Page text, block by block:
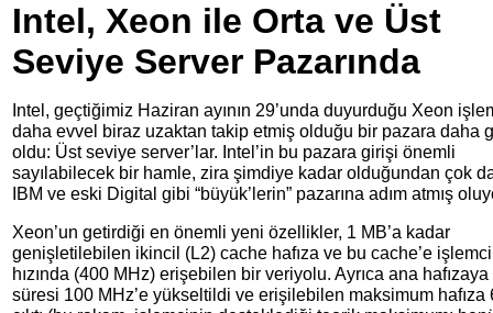
Intel, Xeon ile Orta ve Üst
Seviye Server Pazarında
Intel, geçtiğimiz Haziran ayının 29’unda duyurduğu Xeon
daha evvel biraz uzaktan takip etmiş olduğu bir pazara daha
oldu: Üst seviye server’lar. Intel’in bu pazara girişi önemli
sayılabilecek bir hamle, zira şimdiye kadar olduğundan çok
IBM ve eski Digital gibi “büyük’lerin” pazarına adım atmış
Xeon’un getirdiği en önemli yeni özellikler, 1 MB’a kadar
genişletilebilen ikincil (L2) cache hafıza ve bu cache’e
hızında (400 MHz) erişebilen bir veriyolu. Ayrıca ana
süresi 100 MHz’e yükseltildi ve erişilebilen maksimum hafıza